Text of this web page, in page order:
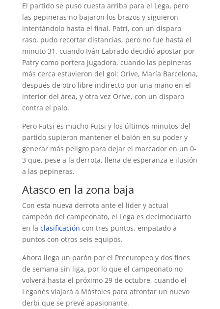
El partido se puso cuesta arriba para el Lega, pero
las pepineras no bajaron los brazos y siguieron
intentándolo hasta el final. Patri, con un disparo
raso, pudo recortar distancias, pero no fue hasta el
minuto 31, cuando Iván Labrado decidió apostar por
Patry como portera jugadora, cuando las pepineras
más cerca estuvieron del gol: Orive, María Barcelona,
después de otro libre indirecto por una mano en el
interior del área, y otra vez Orive, con un disparo
contra el palo.
Pero Futsi es mucho Futsi y los últimos minutos del
partido supieron mantener el balón en su poder y
generar más peligro para dejar el marcador en un 0-
3 que, pese a la derrota, llena de esperanza e ilusión
a las pepineras.
Atasco en la zona baja
Con esta nueva derrota ante el líder y actual
campeón del campeonato, el Lega es decimocuarto
en la clasificación con tres puntos, empatado a
puntos con otros seis equipos.
Ahora llega un parón por el Preeuropeo y dos fines
de semana sin liga, por lo que el campeonato no
volverá hasta el próximo 29 de octubre, cuando el
Leganés viajará a Móstoles para afrontar un nuevo
derbi que se prevé apasionante.